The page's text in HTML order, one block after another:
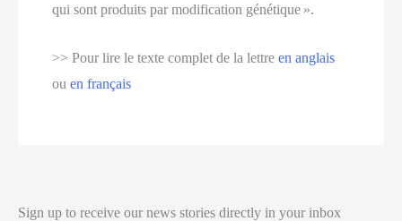
qui sont produits par modification génétique ».
>> Pour lire le texte complet de la lettreen anglais
ouen français
Sign up to receive our news stories directly in your inbox